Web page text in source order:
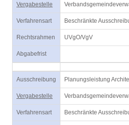
Vergabestelle
Verfahrensart Beschränkte
Rechtsrahmen UVgO/VgV
Abgabefrist
Ausschreibung Planungsleistung
Vergabestelle
Verfahrensart Beschränkte